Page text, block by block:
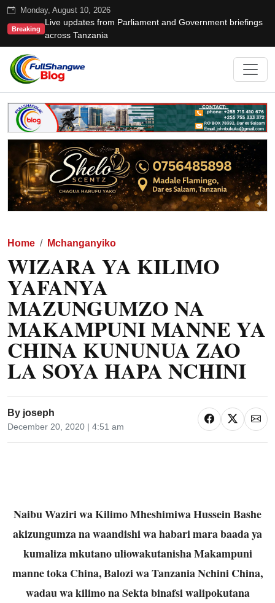
Monday, August 10, 2026
Breaking
Live updates from Parliament and Government briefings
across Tanzania
Home Mchanganyiko
WIZARA YA KILIMO
YAFANYA
MAZUNGUMZO NA
MAKAMPUNI MANNE YA
CHINA KUNUNUA ZAO
LA SOYA HAPA NCHINI
By joseph
December 20, 2020 | 4:51 am
Naibu Waziri wa Kilimo Mheshimiwa Hussein Bashe
akizungumza na waandishi wa habari mara baada ya
kumaliza mkutano uliowakutanisha Makampuni
manne toka China, Balozi wa Tanzania Nchini China,
wadau wa kilimo na Sekta binafsi walipokutana